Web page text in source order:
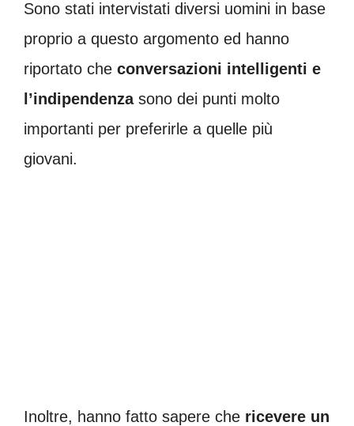
Sono stati intervistati diversi uomini in base
proprio a questo argomento ed hanno
riportato che conversazioni intelligenti e
l’indipendenzasono dei punti molto
importanti per preferirle a quelle più
giovani.
Inoltre, hanno fatto sapere che ricevere un